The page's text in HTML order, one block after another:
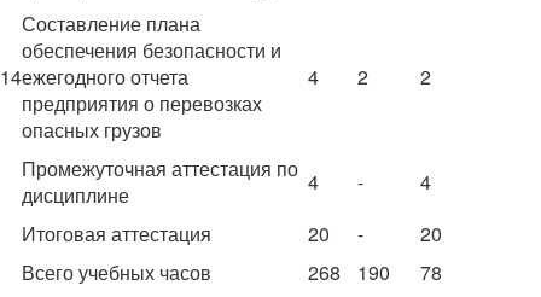
14
Составление плана
обеспечения безопасности и
ежегодного отчета
предприятия о перевозках
опасных грузов
4 2 2
Промежуточная аттестация по
дисциплине
4 -
4
Итоговая аттестация
20 -
20
Всего учебных часов
268 190 78